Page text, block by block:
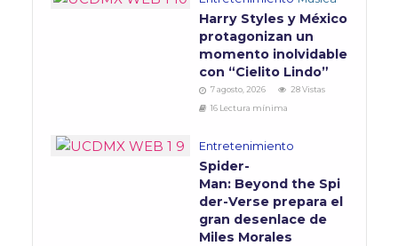
Harry Styles y México
protagonizan un
momento inolvidable
con “Cielito Lindo”
7 agosto, 2026
28 Vistas
16 Lectura mínima
Entretenimiento
Spider-
Man: Beyond the Spi
der-Verse prepara el
gran desenlace de
Miles Morales